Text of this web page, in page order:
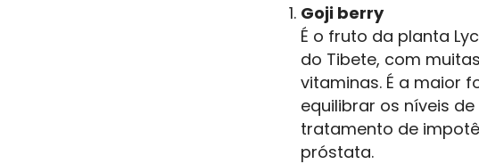
Goji berry
É o fruto da planta
do Tibete, com
vitaminas. É a maior
equilibrar os níveis
tratamento de
próstata.